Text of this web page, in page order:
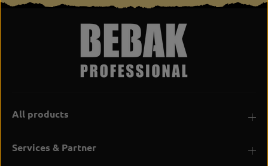
All products
Services & Partner